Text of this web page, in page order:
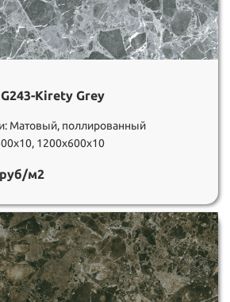
G243-Kirety Grey
Матовый, поллированный
1200х600х10
м2